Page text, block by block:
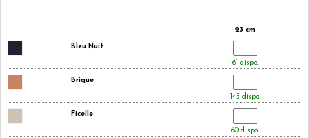
23 cm
Bleu Nuit
61 dispo.
Brique
145 dispo.
Ficelle
60 dispo.